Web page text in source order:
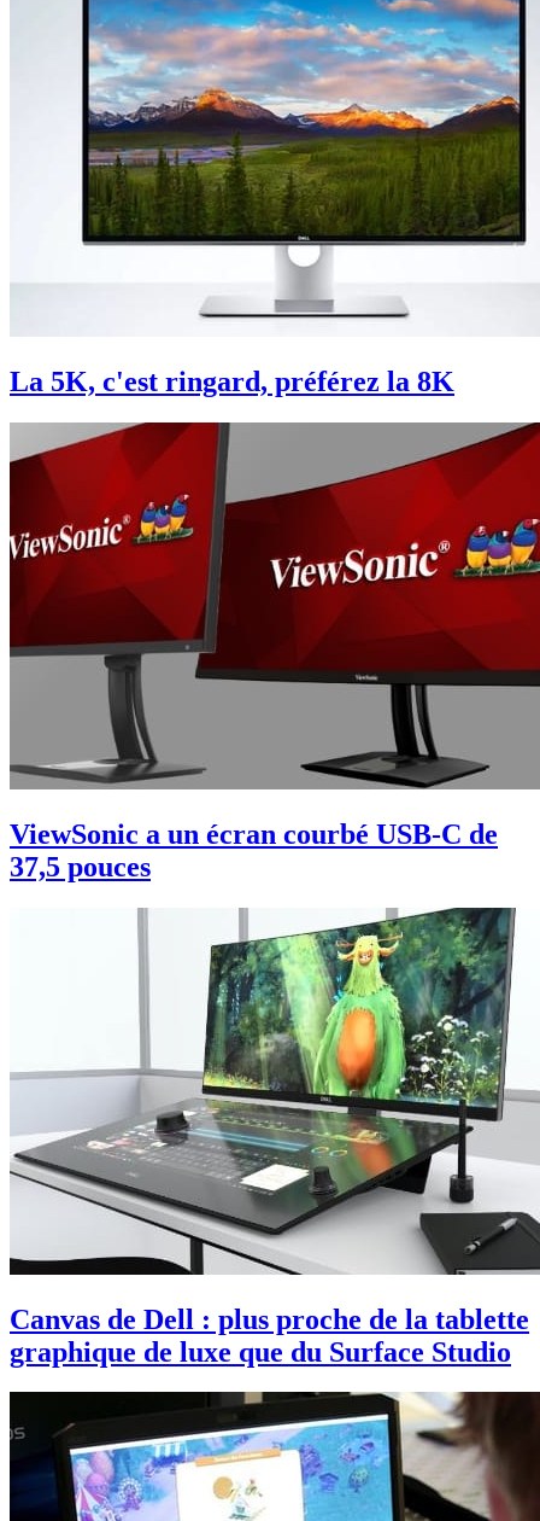
La 5K, c'est ringard, préférez la 8K
ViewSonic a un écran courbé USB-C de
37,5 pouces
Canvas de Dell : plus proche de la tablette
graphique de luxe que du Surface Studio